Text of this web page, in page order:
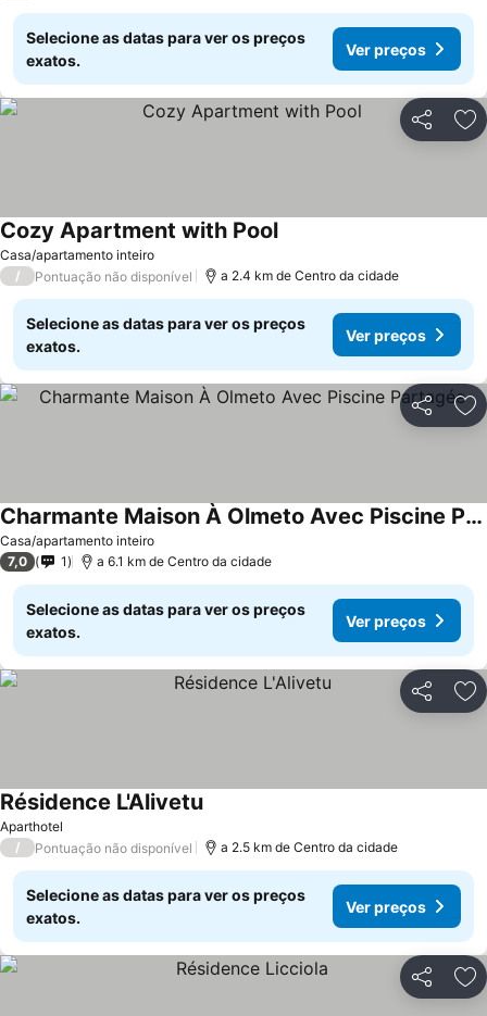
Selecione as datas para ver os preços
exatos.
Ver preços
Partilhar
Casa/apartamento inteiro
Cozy Apartment with Pool
/ Pontuação não disponível a 2.4 km de Centro da cidade
Selecione as datas para ver os preços
exatos.
Ver preços
Partilhar
Casa/apartamento inteiro
Charmante Maison À Olmeto Avec Piscine Partagée
7,0 1 a 6.1 km de Centro da cidade
Selecione as datas para ver os preços
exatos.
Ver preços
Partilhar
Aparthotel
Résidence L'Alivetu
/ Pontuação não disponível a 2.5 km de Centro da cidade
Selecione as datas para ver os preços
exatos.
Ver preços
Partilhar